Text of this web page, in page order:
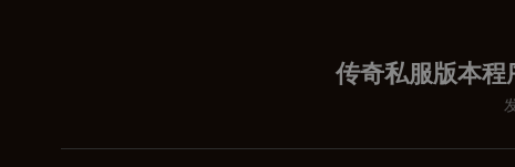
传奇私服版本程